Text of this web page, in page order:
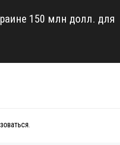
150 млн долл. для
.